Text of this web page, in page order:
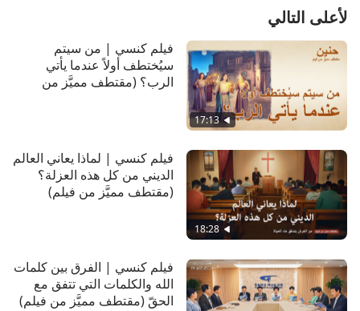
لأعلى التالي
17:13
فيلم كنسي | من سيتم
سيُختطف أولاً عندما يأتي
الرب؟ (مقتطف مميَّز من
18:28
فيلم كنسي | لماذا يعاني العالم
الديني من كل هذه العزلة؟
(مقتطف مميَّز من فيلم)
فيلم كنسي | الفرق بين كلمات
الله والكلمات التي تتفق مع
الحقّ (مقتطف مميَّز من فيلم)